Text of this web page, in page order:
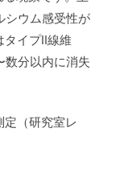
シウム感受性が
タイプII線維
数分以内に消失
（研究室レ